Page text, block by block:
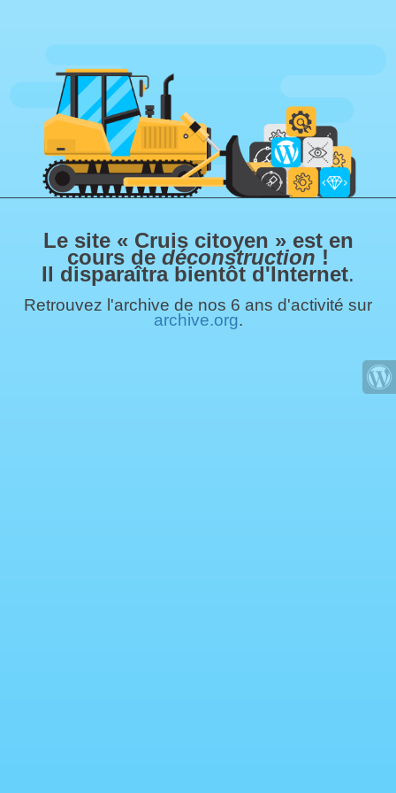
Le site « Cruis citoyen » est en
cours de déconstruction !
Il disparaîtra bientôt d'Internet.
Retrouvez l'archive de nos 6 ans d'activité sur
archive.org.